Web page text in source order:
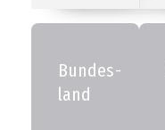
Bundes-
land